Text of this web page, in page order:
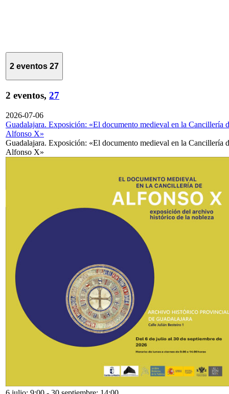
2 eventos 27
2 eventos, 27
2026-07-06
Guadalajara. Exposición: «El documento medieval en la Cancillería
Alfonso X»
Guadalajara. Exposición: «El documento medieval en la Cancillería
Alfonso X»